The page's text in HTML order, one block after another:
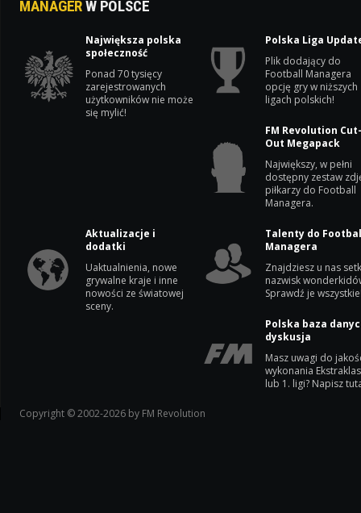
MANAGERW POLSCE
Największa polska
społeczność
Ponad 70 tysięcy
zarejestrowanych
użytkowników nie może
się mylić!
Polska Liga
Plik dodający do
Football Managera
opcję gry w niższych
ligach polskich!
FM Revolution
Out Megapack
Największy, w pełni
dostępny zestaw
piłkarzy do Football
Managera.
Aktualizacje i
dodatki
Uaktualnienia, nowe
grywalne kraje i inne
nowości ze światowej
sceny.
Talenty do
Managera
Znajdziesz u nas
nazwisk
Sprawdź je
Polska baza
dyskusja
Masz uwagi do
wykonania
lub 1. ligi? Napisz
Copyright © 2002-2026 by FM Revolution